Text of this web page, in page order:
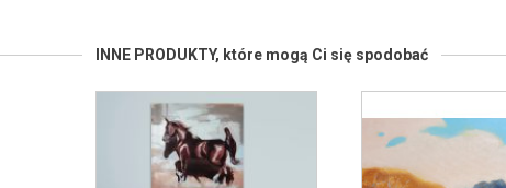
INNE PRODUKTY, które mogą Ci się spodobać